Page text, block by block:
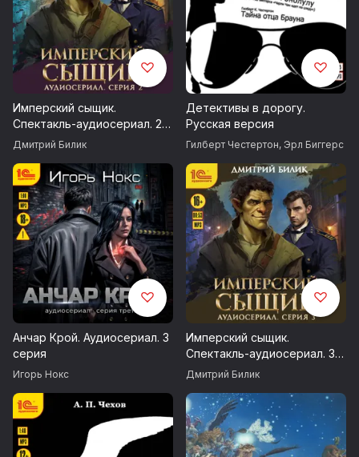
Имперский сыщик.
Спектакль-аудиосериал. 2
серия
Дмитрий Билик
Детективы в дорогу.
Русская версия
Гилберт Честертон, Эрл Биггерс
Анчар Крой. Аудиосериал. 3
серия
Игорь Нокс
Имперский сыщик.
Спектакль-аудиосериал. 3
серия
Дмитрий Билик